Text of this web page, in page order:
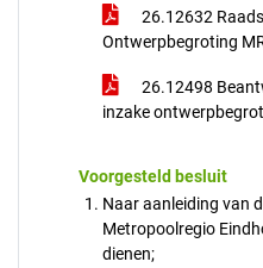
26.12632
Ontwerpbegroting
26.12498
inzake
Voorgesteld besluit
Naar aanleiding van
Metropoolregio
dienen;